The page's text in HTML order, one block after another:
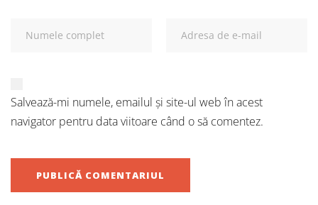
Salvează-mi numele, emailul și site-ul web în acest
navigator pentru data viitoare când o să comentez.